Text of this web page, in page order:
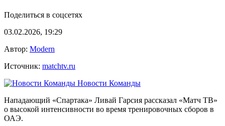
Поделиться в соцсетях
03.02.2026, 19:29
Автор: Modern
Источник: matchtv.ru
Новости Команды
Нападающий «Спартака» Ливай Гарсия рассказал «Матч ТВ»
о высокой интенсивности во время тренировочных сборов в
ОАЭ.